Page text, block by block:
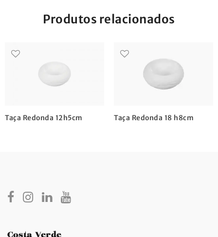
Produtos relacionados
Taça Redonda 12h5cm Taça Redonda 18 h8cm
Costa Verde